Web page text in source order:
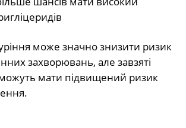
може значно знизити ризик
захворювань, але завзяті
мати підвищений ризик